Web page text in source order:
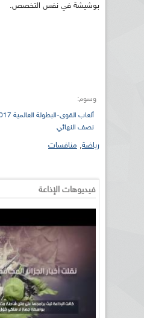
بوشيشة في نفس التخصص.
وسوم:
ألعاب القوى-البطولة العالمية 2017
نصف النهائي
رياضة, منافسات
فيديوهات الإذاعة